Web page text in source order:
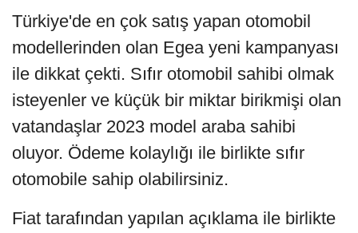
Türkiye'de en çok satış yapan otomobil
modellerinden olan Egea yeni kampanyası
ile dikkat çekti. Sıfır otomobil sahibi olmak
isteyenler ve küçük bir miktar birikmişi olan
vatandaşlar 2023 model araba sahibi
oluyor. Ödeme kolaylığı ile birlikte sıfır
otomobile sahip olabilirsiniz.
Fiat tarafından yapılan açıklama ile birlikte